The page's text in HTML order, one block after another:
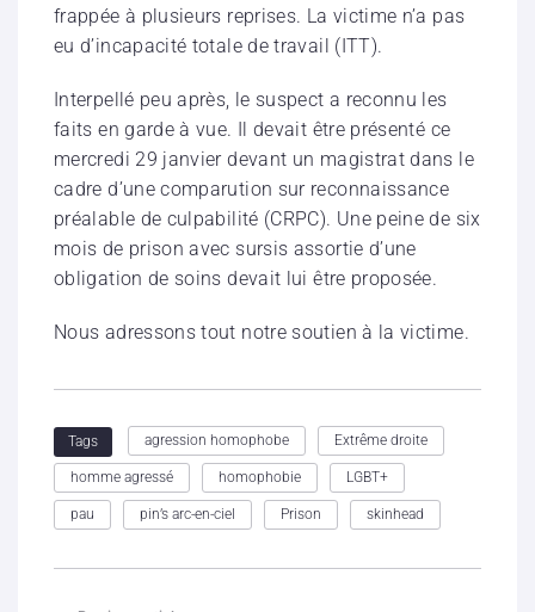
frappée à plusieurs reprises. La victime n’a pas
eu d’incapacité totale de travail (ITT).
Interpellé peu après, le suspect a reconnu les
faits en garde à vue. Il devait être présenté ce
mercredi 29 janvier devant un magistrat dans le
cadre d’une comparution sur reconnaissance
préalable de culpabilité (CRPC). Une peine de six
mois de prison avec sursis assortie d’une
obligation de soins devait lui être proposée.
Nous adressons tout notre soutien à la victime.
Tags agression homophobe Extrême droite
homme agressé homophobie LGBT+
pau pin’s arc-en-ciel Prison skinhead